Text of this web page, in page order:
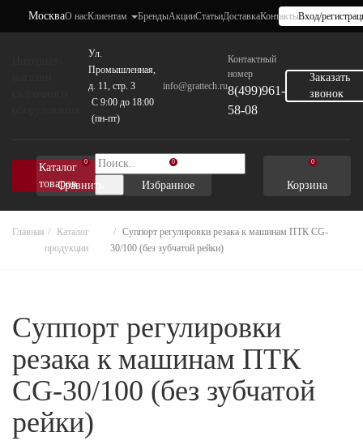
МоскваО насКлиентам БрендыАкцииСтатьиДоставкаКонтактыВход/
Ул.
Промышленная,
д. 11, стр. 3
C 9:00 до 18:00
(пн-пт)
info@grattech.ru
Контактный
номер
8(499)961-
58-08
Заказать
звонок
Каталог
товаров
0
Сравнить
0
Избранное
0
Корзина
Главная
Каталог
продукции
Cуппорт регулировки резака к машинам ПТК CG-
30/100 (без зубчатой рейки)
Cуппорт регулировки
резака к машинам ПТК
CG-30/100 (без зубчатой
рейки)